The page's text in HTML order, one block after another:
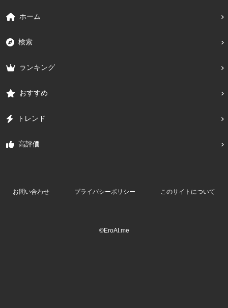
ホーム
検索
ランキング
おすすめ
トレンド
高評価
お問い合わせ プライバシーポリシー このサイトについて
©EroAI.me